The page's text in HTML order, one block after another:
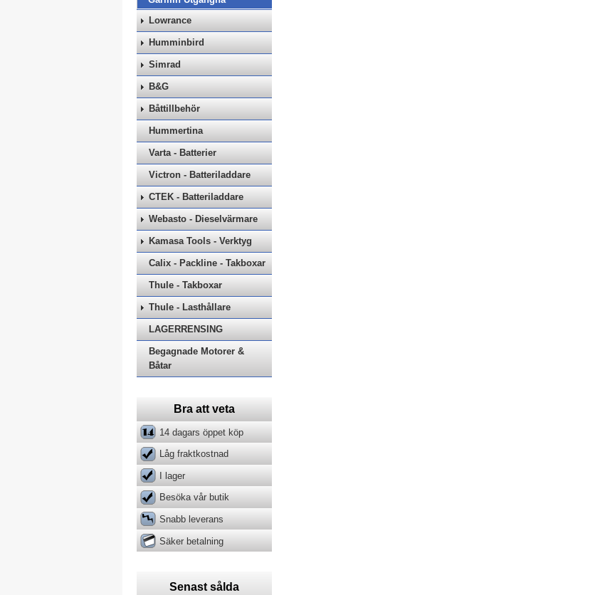
Lowrance
Humminbird
Simrad
B&G
Båttillbehör
Hummertina
Varta - Batterier
Victron - Batteriladdare
CTEK - Batteriladdare
Webasto - Dieselvärmare
Kamasa Tools - Verktyg
Calix - Packline - Takboxar
Thule - Takboxar
Thule - Lasthållare
LAGERRENSING
Begagnade Motorer &
Båtar
Bra att veta
14 dagars öppet köp
Låg fraktkostnad
I lager
Besöka vår butik
Snabb leverans
Säker betalning
Senast sålda